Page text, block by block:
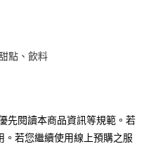
點、飲料
先閱讀本商品資訊等規範。若
若您繼續使用線上預購之服